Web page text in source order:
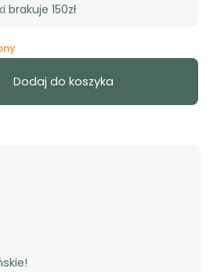
brakuje 150zł
Dodaj do koszyka